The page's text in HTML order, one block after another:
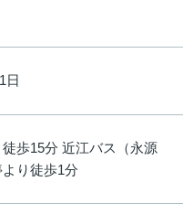
日
歩15分 近江バス（永源
り徒歩1分